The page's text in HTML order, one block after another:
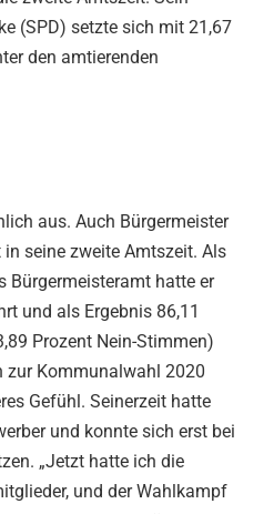
(SPD) setzte sich mit 21,67
den amtierenden
aus. Auch Bürgermeister
in seine zweite Amtszeit. Als
Bürgermeisteramt hatte er
und als Ergebnis 86,11
Prozent Nein-Stimmen)
zur Kommunalwahl 2020
Gefühl. Seinerzeit hatte
und konnte sich erst bei
„Jetzt hatte ich die
und der Wahlkampf